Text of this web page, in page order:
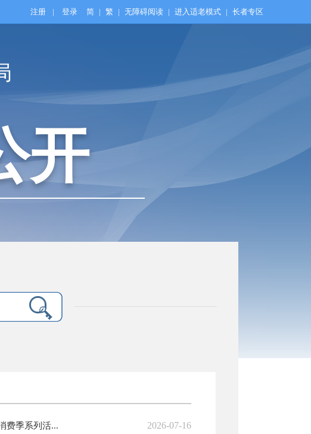
注册 | 登录 简 | 繁 | 无障碍阅读 | 进入适老模式 | 长者专区
开
费季系列活... 2026-07-16